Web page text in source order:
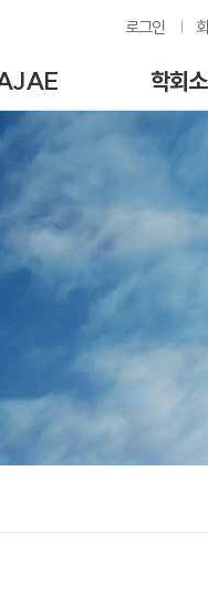
로그인
Guide
Submission
Articles
charges /
APC
학회
환경관련
갤러리
구인/